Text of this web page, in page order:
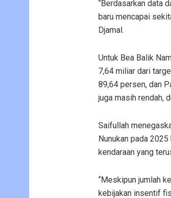
“Berdasarkan data
baru mencapai
Djamal.
Untuk Bea Balik
7,64 miliar dari
89,64 persen, dan
juga masih rendah,
Saifullah
Nunukan pada
kendaraan yang
“Meskipun jumlah
kebijakan insentif